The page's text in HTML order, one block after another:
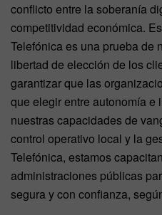
conflicto entre la soberanía
competitividad económica.
Telefónica es una prueba de
libertad de elección de los
garantizar que las
que elegir entre autonomía e
nuestras capacidades de
control operativo local y la
Telefónica, estamos
administraciones públicas
segura y con confianza,